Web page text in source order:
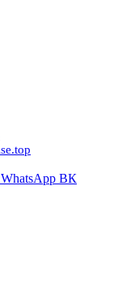
WhatsApp ВК